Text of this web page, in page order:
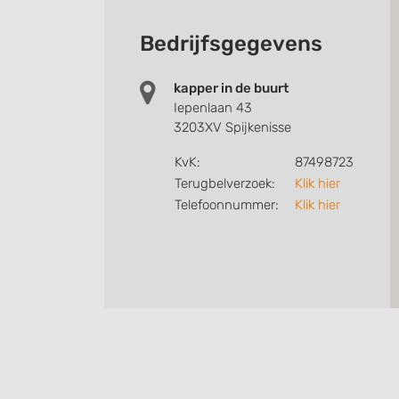
Bedrijfsgegevens
kapper in de buurt
Iepenlaan 43
3203XV Spijkenisse
KvK:
87498723
Terugbelverzoek:
Klik hier
Telefoonnummer:
Klik hier